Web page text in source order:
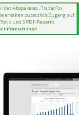
des Abopaketes „TraderFox
erhalten zusätzlich Zugang auf
und 5 PDF-Reports.
Informationen